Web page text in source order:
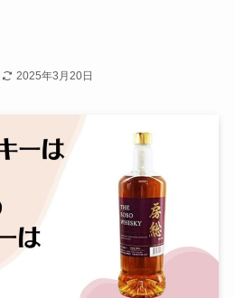
2025年3月20日